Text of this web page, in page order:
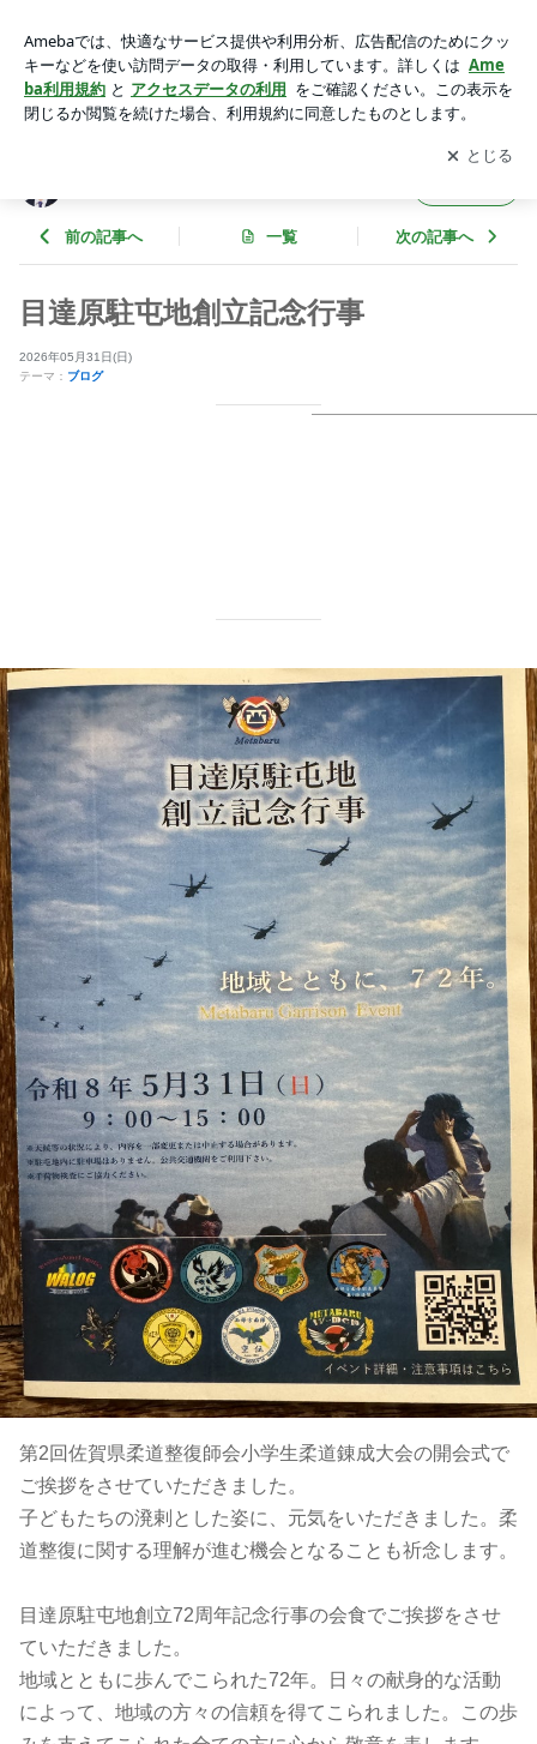
Powered by Ameba
アプリをダウンロードして ブログの更新通知
を受け取りまし
ょう。
開く
前の記事へ 一覧 次の記事へ
目達原駐屯地創立記念行事
2026年05月31日(日)
テーマ： ブログ
第2回佐賀県柔道整復師会小学生柔道錬成大会の開会式で
ご挨拶をさせていただきました。
子どもたちの溌剌とした姿に、元気をいただきました。柔
道整復に関する理解が進む機会となることも祈念します。
目達原駐屯地創立72周年記念行事の会食でご挨拶をさせ
ていただきました。
地域とともに歩んでこられた72年。日々の献身的な活動
によって、地域の方々の信頼を得てこられました。この歩